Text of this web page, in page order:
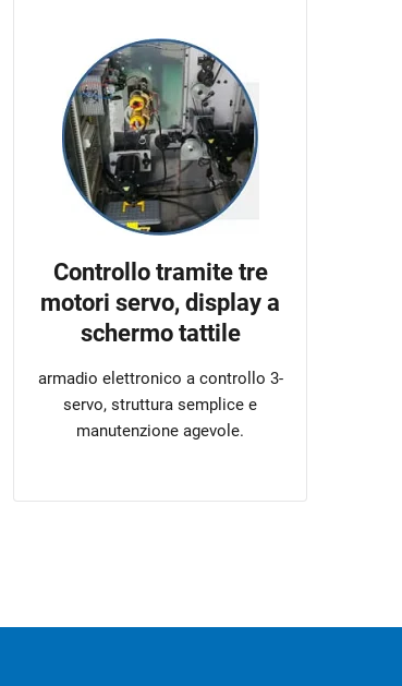
Controllo tramite tre
motori servo, display a
schermo tattile
armadio elettronico a controllo 3-
servo, struttura semplice e
manutenzione agevole.